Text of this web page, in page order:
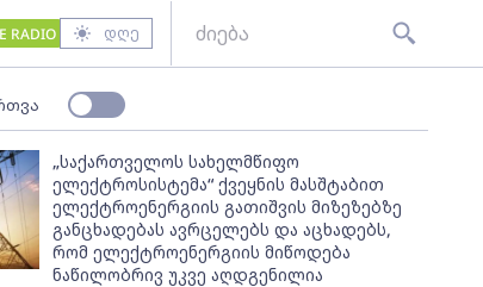
RADIO დღე
„საქართველოს სახელმწიფო
ელექტროსისტემა“ ქვეყნის მასშტაბით
ელექტროენერგიის გათიშვის მიზეზებზე
განცხადებას ავრცელებს და აცხადებს,
რომ ელექტროენერგიის მიწოდება
ნაწილობრივ უკვე აღდგენილია